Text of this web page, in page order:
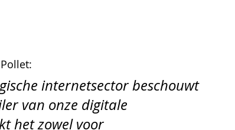
internetsector beschouwt
van onze digitale
het zowel voor